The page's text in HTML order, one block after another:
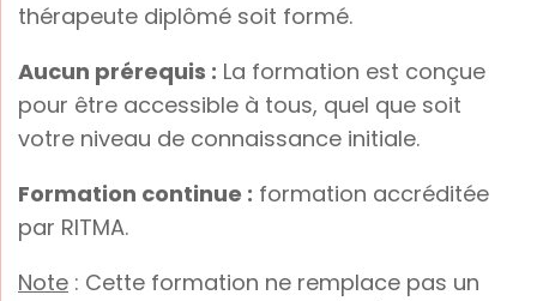
thérapeute diplômé soit formé.
Aucun prérequis : La formation est conçue
pour être accessible à tous, quel que soit
votre niveau de connaissance initiale.
Formation continue : formation accréditée
par RITMA.
Note : Cette formation ne remplace pas un